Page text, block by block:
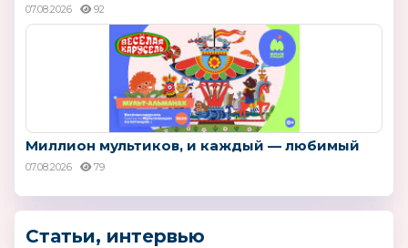
07.08.2026 92
Миллион мультиков, и каждый — любимый
07.08.2026 79
Статьи, интервью